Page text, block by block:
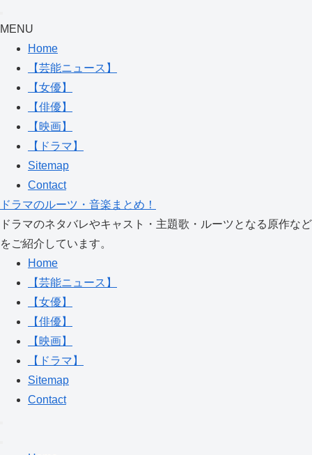
MENU
Home
【芸能ニュース】
【女優】
【俳優】
【映画】
【ドラマ】
Sitemap
Contact
ドラマのルーツ・音楽まとめ！
ドラマのネタバレやキャスト・主題歌・ルーツとなる原作など
をご紹介しています。
Home
【芸能ニュース】
【女優】
【俳優】
【映画】
【ドラマ】
Sitemap
Contact